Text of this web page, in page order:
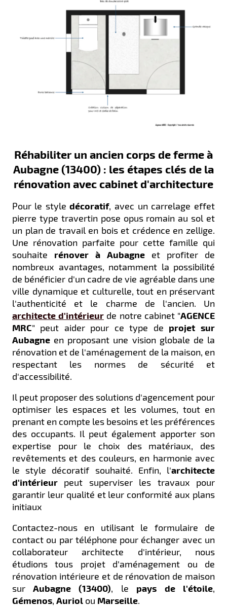
Réhabiliter un ancien corps de ferme à
Aubagne (13400) : les étapes clés de la
rénovation avec cabinet d'architecture
Pour le style décoratif, avec un carrelage effet
pierre type travertin pose opus romain au sol et
un plan de travail en bois et crédence en zellige.
Une rénovation parfaite pour cette famille qui
souhaite rénover à Aubagne et profiter de
nombreux avantages, notamment la possibilité
de bénéficier d'un cadre de vie agréable dans une
ville dynamique et culturelle, tout en préservant
l'authenticité et le charme de l'ancien. Un
architecte d'intérieur de notre cabinet "AGENCE
MRC" peut aider pour ce type de projet sur
Aubagne en proposant une vision globale de la
rénovation et de l'aménagement de la maison, en
respectant les normes de sécurité et
d'accessibilité.
Il peut proposer des solutions d'agencement pour
optimiser les espaces et les volumes, tout en
prenant en compte les besoins et les préférences
des occupants. Il peut également apporter son
expertise pour le choix des matériaux, des
revêtements et des couleurs, en harmonie avec
le style décoratif souhaité. Enfin, l'architecte
d'intérieur peut superviser les travaux pour
garantir leur qualité et leur conformité aux plans
initiaux
Contactez-nous en utilisant le formulaire de
contact ou par téléphone pour échanger avec un
collaborateur architecte d'intérieur, nous
étudions tous projet d’aménagement ou de
rénovation intérieure et de rénovation de maison
sur Aubagne (13400), le pays de l'étoile,
Gémenos, Auriol ou Marseille.